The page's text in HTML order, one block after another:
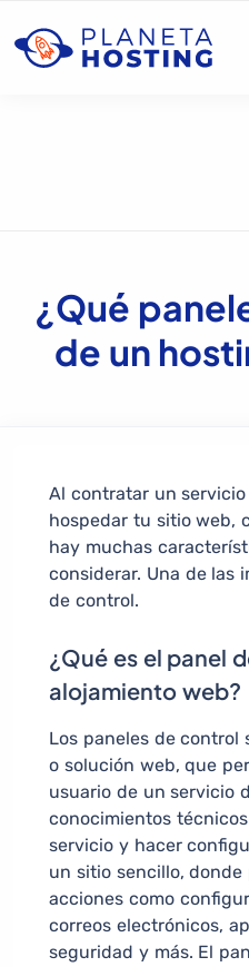
¿Qué
de un
Al contratar un
hospedar tu sitio web,
hay muchas
considerar. Una de las
de control.
¿Qué es el panel
alojamiento web?
Los paneles de
o solución web, que
usuario de un servicio
conocimientos
servicio y hacer
un sitio sencillo, donde
acciones como
correos electrónicos,
seguridad y más. El